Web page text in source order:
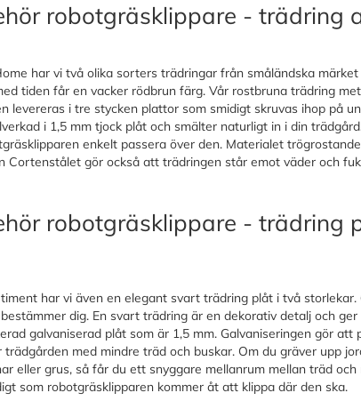
robotgräsklippare - trädring
har vi två olika sorters trädringar från småländska
tiden får en vacker rödbrun färg. Vår rostbruna trädring
levereras i tre stycken plattor som smidigt skruvas ihop på
i 1,5 mm tjock plåt och smälter naturligt in i din
enkelt passera över den. Materialet
Cortenstålet gör också att trädringen står emot väder och
robotgräsklippare - trädring
har vi även en elegant svart trädring plåt i två
dig. En svart trädring är en dekorativ detalj och
galvaniserad plåt som är 1,5 mm. Galvaniseringen gör
trädgården med mindre träd och buskar. Om du gräver upp
eller grus, så får du ett snyggare mellanrum mellan träd
som robotgräsklipparen kommer åt att klippa där den ska.